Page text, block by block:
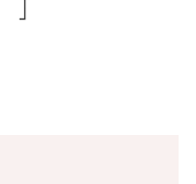
┘